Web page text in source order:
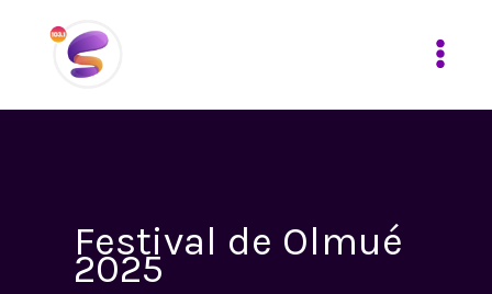
contenido
Festival de Olmué
2025